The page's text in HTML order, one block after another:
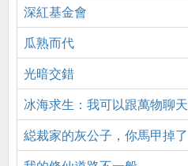
深紅基金會
瓜熟而代
光暗交錯
冰海求生：我可以跟萬物聊天
縂裁家的灰公子，你馬甲掉了